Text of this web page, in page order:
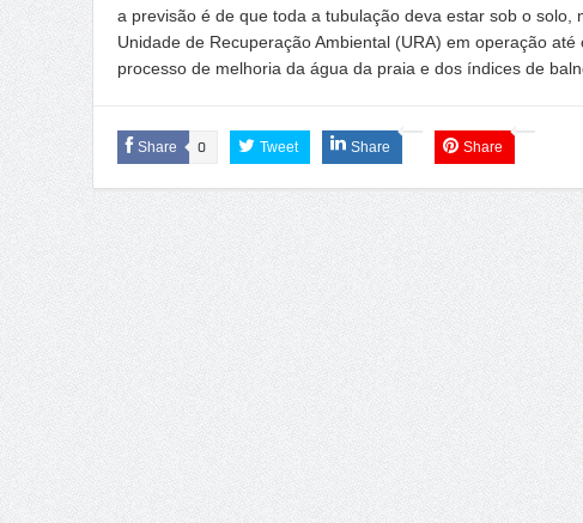
a previsão é de que toda a tubulação deva estar sob o solo,
Unidade de Recuperação Ambiental (URA) em operação
processo de melhoria da água da praia e dos índices de
Share 0 Tweet Share Share